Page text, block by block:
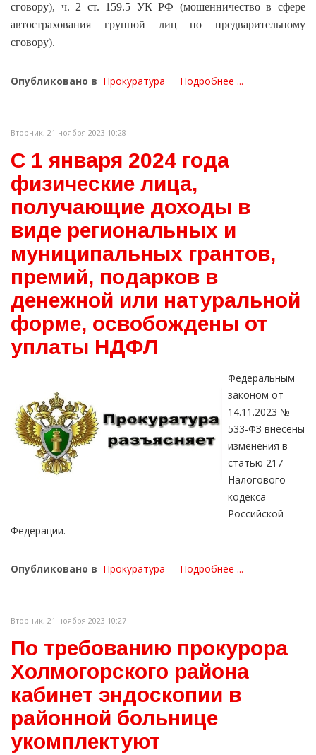
сговору), ч. 2 ст. 159.5 УК РФ (мошенничество в сфере
автострахования группой лиц по предварительному
сговору).
Опубликовано в Прокуратура Подробнее ...
Вторник, 21 ноября 2023 10:28
С 1 января 2024 года
физические лица,
получающие доходы в
виде региональных и
муниципальных грантов,
премий, подарков в
денежной или натуральной
форме, освобождены от
уплаты НДФЛ
Федеральным
законом от
14.11.2023 №
533-ФЗ внесены
изменения в
статью 217
Налогового
кодекса
Российской
Федерации.
Опубликовано в Прокуратура Подробнее ...
Вторник, 21 ноября 2023 10:27
По требованию прокурора
Холмогорского района
кабинет эндоскопии в
районной больнице
укомплектуют